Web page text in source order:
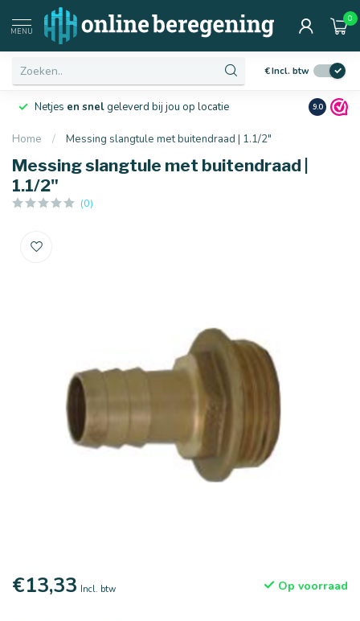
MENU
0
€Incl. btw
Netjes en snelgeleverd bij jou op locatie Ruim10
9.0
Home / Messing slangtule met buitendraad | 1.1/2"
Messing slangtule met buitendraad |
1.1/2"
(0)
€13,33 Incl. btw Op voorraad